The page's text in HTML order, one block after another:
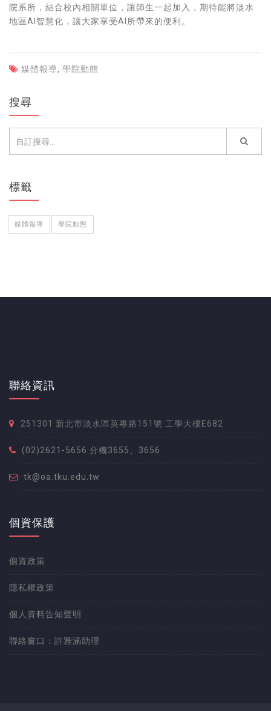
院系所，結合校內相關單位，讓師生一起加入，期待能將淡水
地區AI智慧化，讓大家享受AI所帶來的便利。
媒體報導, 學院動態
搜尋
標籤
媒體報導 學院動態
聯絡資訊
251301 新北市淡水區英專路151號 工學大樓E682
(02)2621-5656 分機3655、3656
tk@oa.tku.edu.tw
個資保護
個資政策
隱私權政策
個人資料告知聲明
聯絡窗口：許雅涵助理